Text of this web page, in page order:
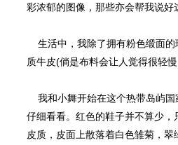
彩浓郁的图像，那些亦会帮我说好
生活中，我除了拥有粉色缎面的
质牛皮(倘是布料会让人觉得很轻
我和小舞开始在这个热带岛屿国
仔细看看。红色的鞋子并不算少
皮质，皮面上散落着白色雏菊，